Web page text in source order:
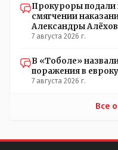
Прокуроры подали
смягчении
Александры
7 августа 2026 г.
В «Тоболе»
поражения в
7 августа 2026 г.
Все